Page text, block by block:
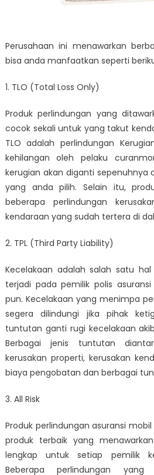
Perusahaan ini menawarkan
bisa anda manfaatkan seperti
1. TLO (Total Loss Only)
Produk perlindungan yang
cocok sekali untuk yang takut
TLO adalah perlindungan
kehilangan oleh pelaku
kerugian akan diganti sepenuhnya
yang anda pilih. Selain itu,
beberapa perlindungan
kendaraan yang sudah tertera di
2. TPL (Third Party Liability)
Kecelakaan adalah salah satu
terjadi pada pemilik polis
pun. Kecelakaan yang menimpa
segera dilindungi jika pihak
tuntutan ganti rugi kecelakaan
Berbagai jenis tuntutan
kerusakan properti, kerusakan
biaya pengobatan dan berbagai
3. All Risk
Produk perlindungan asuransi
produk terbaik yang
lengkap untuk setiap pemilik
Beberapa perlindungan yang